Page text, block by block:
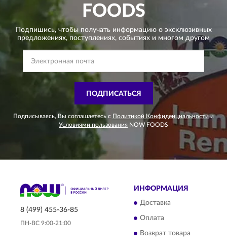
FOODS
Подпишись, чтобы получать информацию о эксклюзивных
предложениях, поступлениях, событиях и многом другом
ПОДПИСАТЬСЯ
Подписываясь, Вы соглашаетесь с Политикой Конфиденциальности и
Условиями пользования NOW FOODS
8 (499) 455-36-85
ПН-ВС 9:00-21:00
ИНФОРМАЦИЯ
Доставка
Оплата
Возврат товара